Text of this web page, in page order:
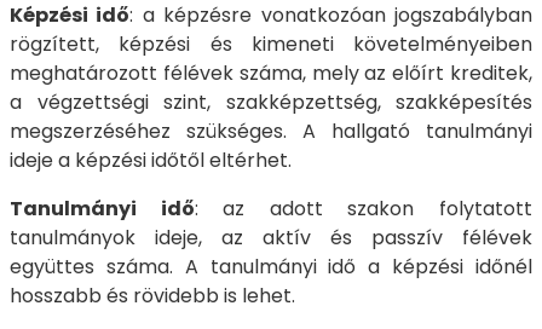
Képzési idő: a képzésre vonatkozóan jogszabályban
rögzített, képzési és kimeneti követelményeiben
meghatározott félévek száma, mely az előírt kreditek,
a végzettségi szint, szakképzettség, szakképesítés
megszerzéséhez szükséges. A hallgató tanulmányi
ideje a képzési időtől eltérhet.
Tanulmányi idő: az adott szakon folytatott
tanulmányok ideje, az aktív és passzív félévek
együttes száma. A tanulmányi idő a képzési időnél
hosszabb és rövidebb is lehet.